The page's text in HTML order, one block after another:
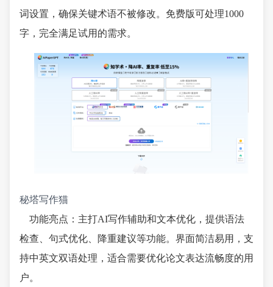
词设置，确保关键术语不被修改。免费版可处理1000
字，完全满足试用的需求。
秘塔写作猫
功能亮点：主打AI写作辅助和文本优化，提供语法
检查、句式优化、降重建议等功能。界面简洁易用，支
持中英文双语处理，适合需要优化论文表达流畅度的用
户。